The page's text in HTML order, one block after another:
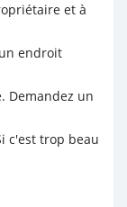
et à
endroit
Demandez un
c'est trop beau